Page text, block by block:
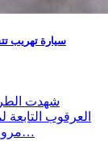
سيارة تهريب تتسبب
العرقوب التابعة
مرور مروّع أسفر، وفق حصيلة أولية، عن وفاة أربعة…